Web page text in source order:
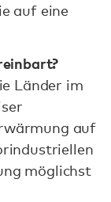
auf eine
Länder im
auf
möglichst